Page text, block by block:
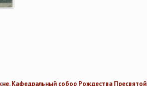
Кафедральный собор Рождества Пресвятой